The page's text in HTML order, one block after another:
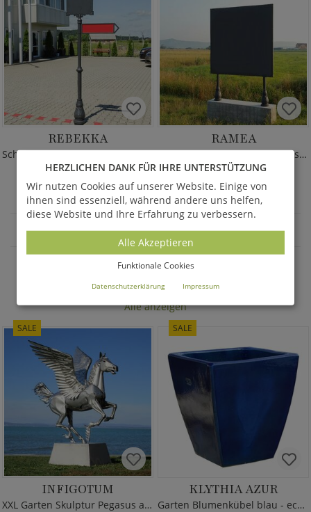
REBEKKA
Schild aus Gusseisen - historischer Stil
ab 1.211,00 € *
RAMEA
Wetterfestes Firmenschild aus Eisen
ab 2.119,00 €
STADTINVENTAR
AKTUELLE ANGEBOTE - SALE %
Alle anzeigen
SALE
INFIGOTUM
XXL Garten Skulptur Pegasus aus Metall
SALE
KLYTHIA AZUR
Garten Blumenkübel blau - eckig
HERZLICHEN DANK FÜR IHRE UNTERSTÜTZUNG
Wir nutzen Cookies auf unserer Website. Einige von
ihnen sind essenziell, während andere uns helfen,
diese Website und Ihre Erfahrung zu verbessern.
Alle Akzeptieren
Funktionale Cookies
Datenschutzerklärung Impressum